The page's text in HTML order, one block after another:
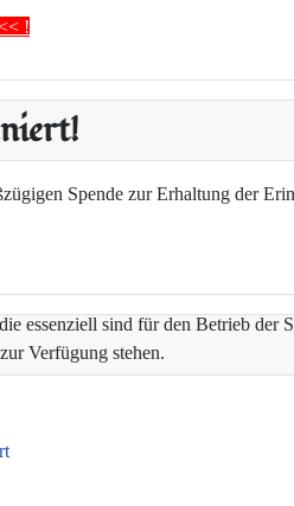
!
Spende zur Erhaltung der
essenziell sind für den Betrieb
Verfügung stehen.